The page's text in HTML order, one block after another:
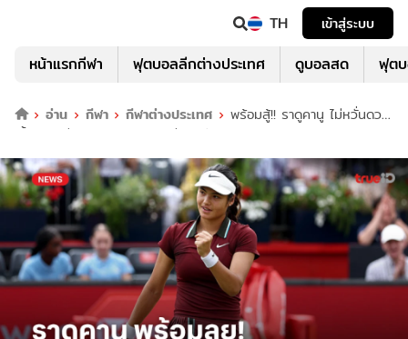
TH เข้าสู่ระบบ
หน้าแรกกีฬา ฟุตบอลลีกต่างประเทศ ดูบอลสด ฟุต
อ่าน กีฬา กีฬาต่างประเทศ
พร้อมสู้!! ราดูคานู ไม่หวั่นดวล
เจิ้ง รอบก่อนรองฯ เทนนิส ควีนส์คลับ